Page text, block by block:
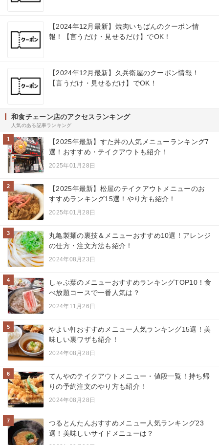
【2024年12月最新】焼肉いちばんのクーポン情
報！【言うだけ・見せるだけ】でOK！
【2024年12月最新】久兵衛屋のクーポン情報！
【言うだけ・見せるだけ】でOK！
和食チェーン店のアクセスランキング
人気のある記事ランキング
1
【2025年最新】すた丼の人気メニューランキング7
選！おすすめ・テイクアウトも紹介！
2025年01月28日
2
【2025年最新】松屋のテイクアウトメニューのお
すすめランキング15選！やり方も紹介！
2025年01月28日
3
丸亀製麺の裏技＆メニューおすすめ10選！アレンジ
の仕方・注文方法も紹介！
2024年08月23日
4
しゃぶ葉のメニューおすすめランキングTOP10！食
べ放題コースで一番人気は？
2024年11月26日
5
やよい軒おすすめメニュー人気ランキング15選！美
味しい裏ワザも紹介！
2024年08月28日
6
てんやのテイクアウトメニュー・値段一覧！持ち帰
りの予約注文のやり方も紹介！
2024年08月28日
7
つるとんたんおすすめメニュー人気ランキング23
選！美味しいサイドメニューは？